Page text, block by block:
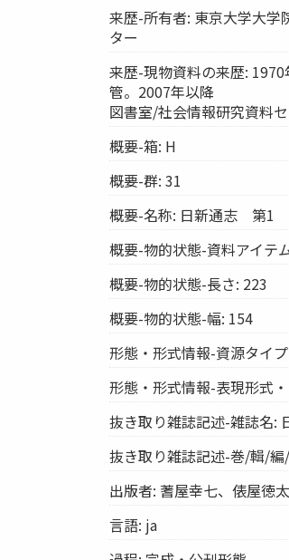
来歴-所有者: 東京大学大学
ター
来歴-現物資料の来歴:
管。2007年以降
図書室/社会情報研究資料
概要-箱: H
概要-群: 31
概要-名称: 日新通志 第1
概要-物的状態-資料アイテ
概要-物的状態-長さ: 223
概要-物的状態-幅: 154
形態・形式情報-資源タイ
形態・形式情報-表現形式
抜き取り雑誌記述-雑誌名:
抜き取り雑誌記述-巻/輯/
出版者: 蓍屋幸七、俵屋徳
言語: ja